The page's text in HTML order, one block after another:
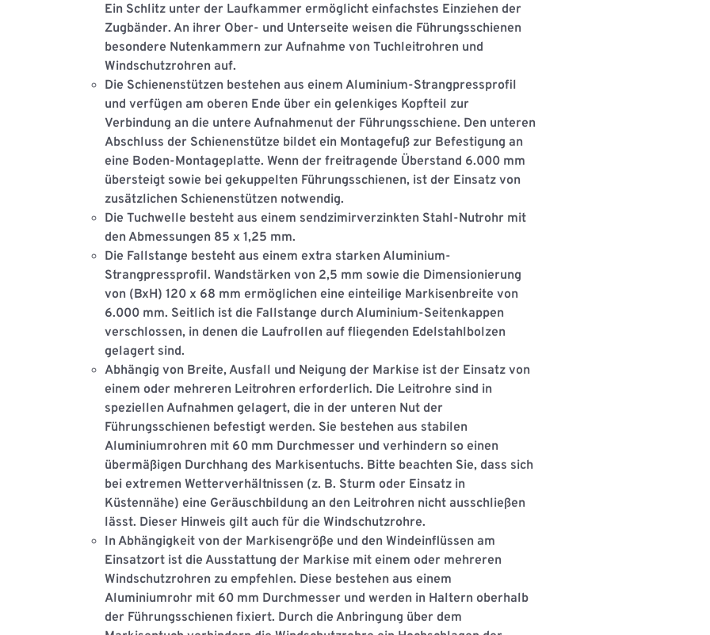
Ein Schlitz unter der Laufkammer ermöglicht einfachstes Einziehen der
Zugbänder. An ihrer Ober- und Unterseite weisen die Führungsschienen
besondere Nutenkammern zur Aufnahme von Tuchleitrohren und
Windschutzrohren auf.
Die Schienenstützen bestehen aus einem Aluminium-Strangpressproﬁl
und verfügen am oberen Ende über ein gelenkiges Kopfteil zur
Verbindung an die untere Aufnahmenut der Führungsschiene. Den unteren
Abschluss der Schienenstütze bildet ein Montagefuß zur Befestigung an
eine Boden-Montageplatte. Wenn der freitragende Überstand 6.000 mm
übersteigt sowie bei gekuppelten Führungsschienen, ist der Einsatz von
zusätzlichen Schienenstützen notwendig.
Die Tuchwelle besteht aus einem sendzimirverzinkten Stahl-Nutrohr mit
den Abmessungen 85 x 1,25 mm.
Die Fallstange besteht aus einem extra starken Aluminium-
Strangpressproﬁl. Wandstärken von 2,5 mm sowie die Dimensionierung
von (BxH) 120 x 68 mm ermöglichen eine einteilige Markisenbreite von
6.000 mm. Seitlich ist die Fallstange durch Aluminium-Seitenkappen
verschlossen, in denen die Laufrollen auf ﬂiegenden Edelstahlbolzen
gelagert sind.
Abhängig von Breite, Ausfall und Neigung der Markise ist der Einsatz von
einem oder mehreren Leitrohren erforderlich. Die Leitrohre sind in
speziellen Aufnahmen gelagert, die in der unteren Nut der
Führungsschienen befestigt werden. Sie bestehen aus stabilen
Aluminiumrohren mit 60 mm Durchmesser und verhindern so einen
übermäßigen Durchhang des Markisentuchs. Bitte beachten Sie, dass sich
bei extremen Wetterverhältnissen (z. B. Sturm oder Einsatz in
Küstennähe) eine Geräuschbildung an den Leitrohren nicht ausschließen
lässt. Dieser Hinweis gilt auch für die Windschutzrohre.
In Abhängigkeit von der Markisengröße und den Windeinﬂüssen am
Einsatzort ist die Ausstattung der Markise mit einem oder mehreren
Windschutzrohren zu empfehlen. Diese bestehen aus einem
Aluminiumrohr mit 60 mm Durchmesser und werden in Haltern oberhalb
der Führungsschienen ﬁxiert. Durch die Anbringung über dem